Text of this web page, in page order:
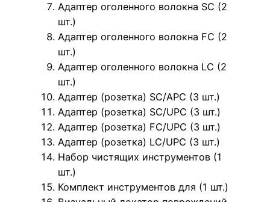
Адаптер оголенного волокна SC (2
шт.)
Адаптер оголенного волокна FC (2
шт.)
Адаптер оголенного волокна LC (2
шт.)
Адаптер (розетка) SC/APC (3 шт.)
Адаптер (розетка) SC/UPC (3 шт.)
Адаптер (розетка) FC/UPC (3 шт.)
Адаптер (розетка) LC/UPC (3 шт.)
Набор чистящих инструментов (1
шт.)
Комплект инструментов для (1 шт.)